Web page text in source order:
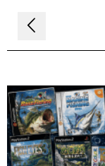
Navigation
de